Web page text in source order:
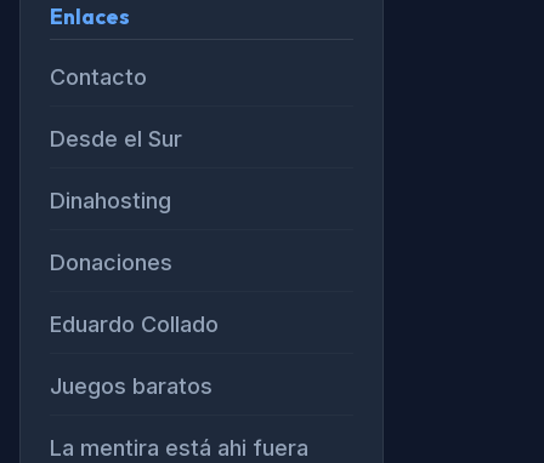
Enlaces
Contacto
Desde el Sur
Dinahosting
Donaciones
Eduardo Collado
Juegos baratos
La mentira está ahi fuera